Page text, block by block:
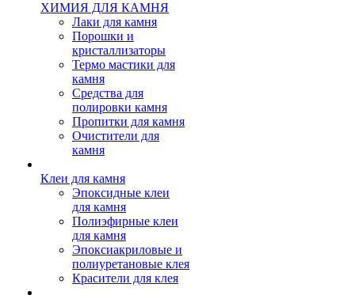
ХИМИЯ ДЛЯ КАМНЯ
Лаки для камня
Порошки и
кристаллизаторы
Термо мастики для
камня
Средства для
полировки камня
Пропитки для камня
Очистители для
камня
Клеи для камня
Эпоксидные клеи
для камня
Полиэфирные клеи
для камня
Эпоксиакриловые и
полиуретановые клея
Красители для клея